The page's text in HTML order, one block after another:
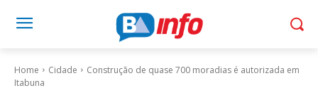
Home Cidade
Construção de quase 700 moradias é autorizada em
Itabuna